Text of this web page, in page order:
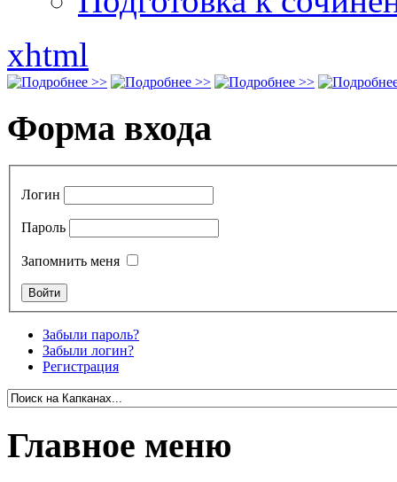
xhtml
Форма входа
Логин
Пароль
Запомнить меня
Забыли пароль?
Забыли логин?
Регистрация
Главное меню